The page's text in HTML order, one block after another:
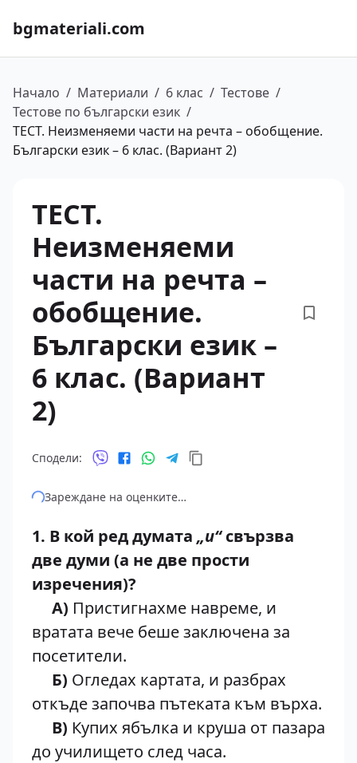
bgmateriali.com
Начало / Материали / 6 клас / Тестове /
Тестове по български език /
ТЕСТ. Неизменяеми части на речта – обобщение.
Български език – 6 клас. (Вариант 2)
ТЕСТ.
Неизменяеми
части на речта –
обобщение.
Български език –
6 клас. (Вариант
2)
Сподели:
Зареждане на оценките…
1. В кой ред думата „и“свързва
две думи (а не две прости
изречения)?
А) Пристигнахме навреме, и
вратата вече беше заключена за
посетители.
Б) Огледах картата, и разбрах
откъде започва пътеката към върха.
В) Купих ябълка и круша от пазара
до училището след часа.